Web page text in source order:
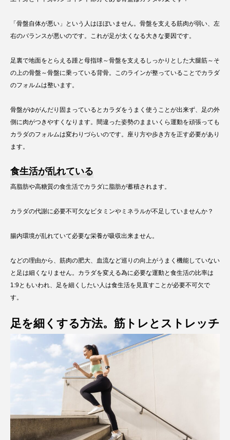
「骨盤自体が悪い」という人はほぼいません。骨盤を支える筋肉が弱い、左
右のバランスが悪いのです。これが足が太くなる大きな要因です。
足裏で地面をとらえる踵と母指球～骨盤を支えるしっかりとした大腿筋～そ
の上の骨盤～骨盤に乗っている背骨。このラインが整っていることでカラダ
のフォルムは整います。
骨盤がゆがんだり固まっているとカラダをうまく使うことが出来ず、足の外
側に肉がつきやすくなります。間違った姿勢のままいくら運動を頑張っても
カラダのフォルムは変わりづらいのです。座り方や歩き方を正す必要があり
ます。
食生活が乱れている
高脂肪や高糖質の食生活でカラダに脂肪が蓄積されます。
カラダの代謝に必要不可欠なビタミンやミネラルが不足していませんか？
腸内環境が乱れていて必要な栄養が吸収出来ません。
などの理由から、筋肉の肥大、血流など巡りの向上がうまく機能していない
と足は細くなりません。カラダを変える為に必要な運動と食生活の比率は
1:9ともいわれ、足を細くしたい人は食生活を見直すことが必要不可欠で
す。
足を細くする方法。筋トレとストレッチ